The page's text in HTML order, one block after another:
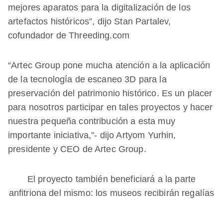
mejores aparatos para la digitalización de los
artefactos históricos”, dijo Stan Partalev,
cofundador de Threeding.com
“Artec Group pone mucha atención a la aplicación
de la tecnología de escaneo 3D para la
preservación del patrimonio histórico. Es un placer
para nosotros participar en tales proyectos y hacer
nuestra pequeña contribución a esta muy
importante iniciativa,”- dijo Artyom Yurhin,
presidente y CEO de Artec Group.
El proyecto también beneficiará a la parte
anfitriona del mismo: los museos recibirán regalías